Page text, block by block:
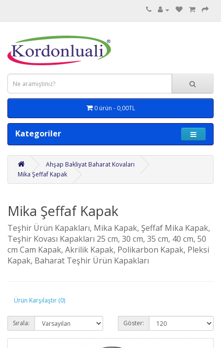
0 ürün - 0,00TL
Kategoriler
Ahşap Bakliyat Baharat Kovaları
Mika Şeffaf Kapak
Mika Şeffaf Kapak
Teşhir Ürün Kapakları, Mika Kapak, Şeffaf Mika Kapak,
Teşhir Kovası Kapakları 25 cm, 30 cm, 35 cm, 40 cm, 50
cm Cam Kapak, Akrilik Kapak, Polikarbon Kapak, Pleksi
Kapak, Baharat Teşhir Ürün Kapakları
Ürün Karşılaştır (0)
Sırala: Göster: